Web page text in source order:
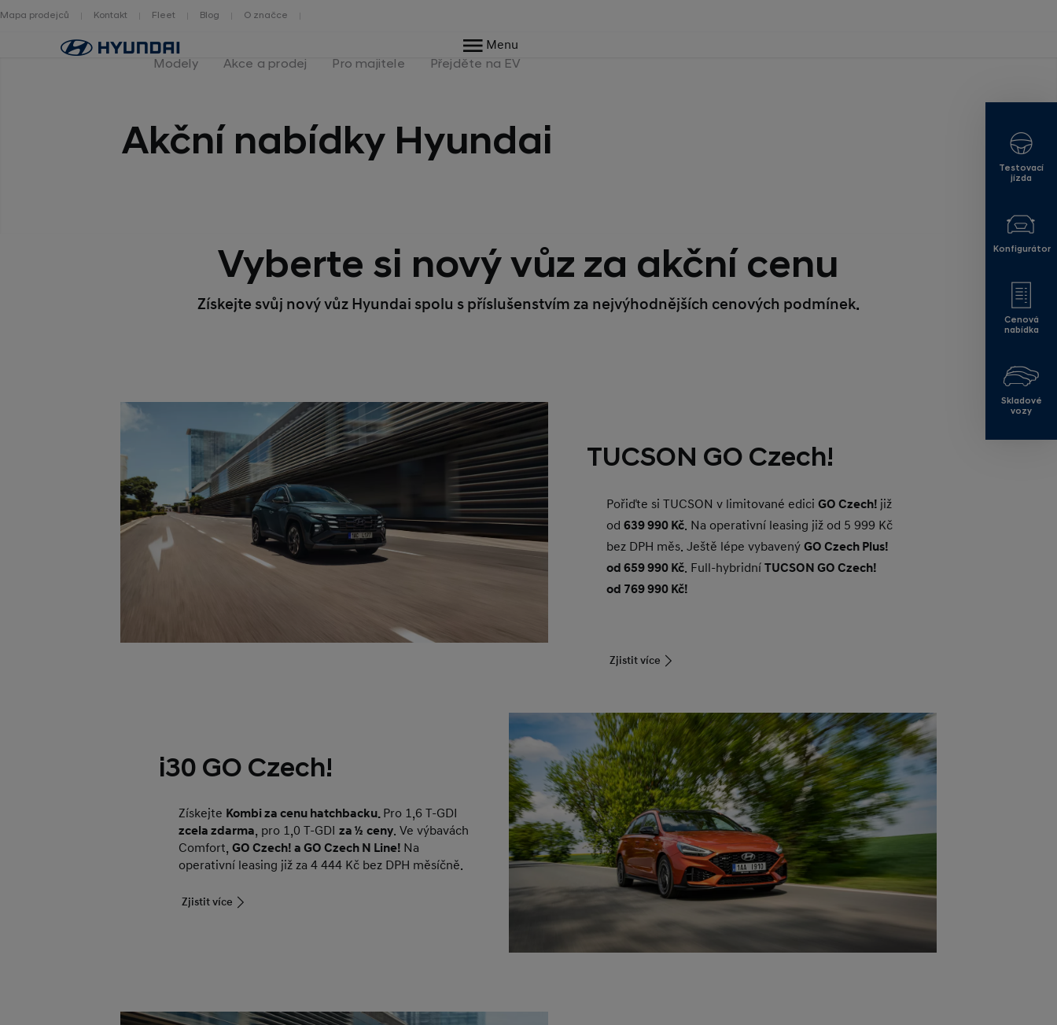
Mapa prodejců Kontakt Fleet Blog O značce
Zpět
na
homepage
Modely Akce a prodej Pro majitele Přejděte na EV
Menu
Akční nabídky Hyundai
Vyberte si nový vůz za akční cenu
Získejte svůj nový vůz Hyundai spolu s příslušenstvím za nejvýhodnějších cenových podmínek.
Testovací
jízda
Konfigurátor
Cenová
nabídka
Skladové
vozy
TUCSON GO Czech!
Pořiďte si TUCSON v limitované edici GO Czech! již
od 639 990 Kč. Na operativní leasing již od 5 999 Kč
bez DPH měs. Ještě lépe vybavený GO Czech Plus!
od 659 990 Kč. Full-hybridní TUCSON GO Czech!
od 769 990 Kč!
Zjistit více
i30 GO Czech!
Získejte Kombi za cenu hatchbacku. Pro 1,6 T-GDI
zcela zdarma, pro 1,0 T-GDI za ½ ceny. Ve výbavách
Comfort, GO Czech! a GO Czech N Line! Na
operativní leasing již za 4 444 Kč bez DPH měsíčně.
Zjistit více